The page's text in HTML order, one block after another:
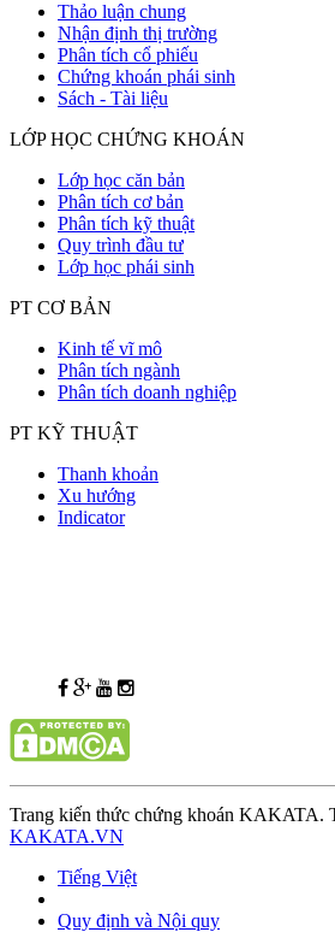
Thảo luận chung
Nhận định thị trường
Phân tích cổ phiếu
Chứng khoán phái sinh
Sách - Tài liệu
LỚP HỌC CHỨNG KHOÁN
Lớp học căn bản
Phân tích cơ bản
Phân tích kỹ thuật
Quy trình đầu tư
Lớp học phái sinh
PT CƠ BẢN
Kinh tế vĩ mô
Phân tích ngành
Phân tích doanh nghiệp
PT KỸ THUẬT
Thanh khoản
Xu hướng
Indicator
Trang kiến thức chứng khoán KAKATA.
KAKATA.VN
Tiếng Việt
Quy định và Nội quy